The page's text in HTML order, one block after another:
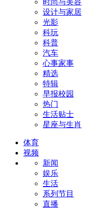
设计与家居
光影
科玩
科普
汽车
心事家事
精选
特辑
早报校园
热门
生活贴士
星座与生肖
体育
视频
新闻
娱乐
生活
系列节目
直播